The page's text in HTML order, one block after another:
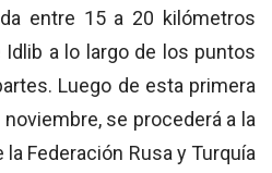
entre 15 a 20 kilómetros
a lo largo de los puntos
Luego de esta primera
se procederá a la
Federación Rusa y Turquía